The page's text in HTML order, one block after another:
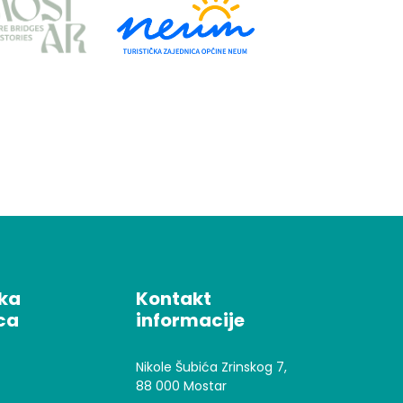
Kontakt
informacije
Nikole Šubića Zrinskog 7,
88 000 Mostar